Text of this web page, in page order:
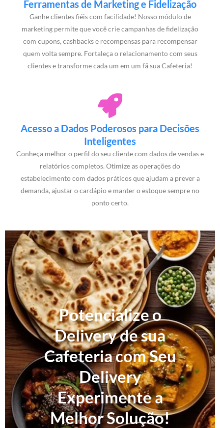
Ferramentas de Marketing e Fidelização
Ganhe clientes fiéis com facilidade! Nosso módulo de
marketing permite que você crie campanhas de fidelização
com cupons, cashbacks e recompensas para recompensar
quem volta sempre. Fortaleça o relacionamento com seus
clientes e transforme cada um em um fã sua Cafeteria!
Acesso a Dados Poderosos para Decisões
Inteligentes
Conheça melhor o perfil do seu cliente com dados de vendas e
relatórios completos. Otimize as operações do
estabelecimento com dados práticos que ajudam a prever a
demanda, ajustar o cardápio e manter o estoque sempre no
ponto certo.
Potencialize o
Delivery de sua
Cafeteria com Seu
Delivery
Experimente a
Melhor Solução!